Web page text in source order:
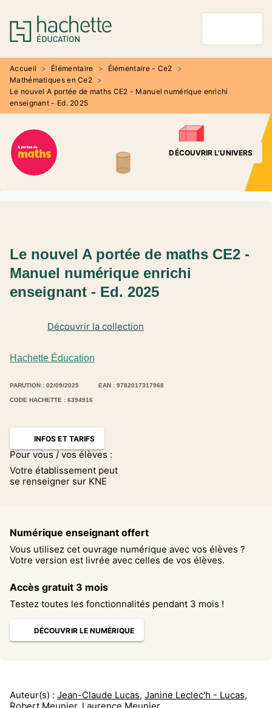
MENU RECHERCHE
PIED DE PAGE
Accueil > Élémentaire > Élémentaire - Ce2
>
Mathématiques en Ce2 >
Le nouvel A portée de maths CE2 - Manuel numérique enrichi
enseignant - Ed. 2025
DÉCOUVRIR L'UNIVERS
Hachette Éducation
Découvrir la collection
Le nouvel A portée de maths CE2 -
Manuel numérique enrichi
enseignant - Ed. 2025
PARUTION : 02/09/2025 EAN : 9782017317968
CODE HACHETTE : 6394916
INFOS ET TARIFS
Pour vous / vos élèves :
Votre établissement peut
se renseigner sur KNE
Numérique enseignant offert
Vous utilisez cet ouvrage numérique avec vos élèves ?
Votre version est livrée avec celles de vos élèves.
Accès gratuit 3 mois
Testez toutes les fonctionnalités pendant 3 mois !
DÉCOUVRIR LE NUMÉRIQUE
Auteur(s) : Jean-Claude Lucas, Janine Leclec'h - Lucas,